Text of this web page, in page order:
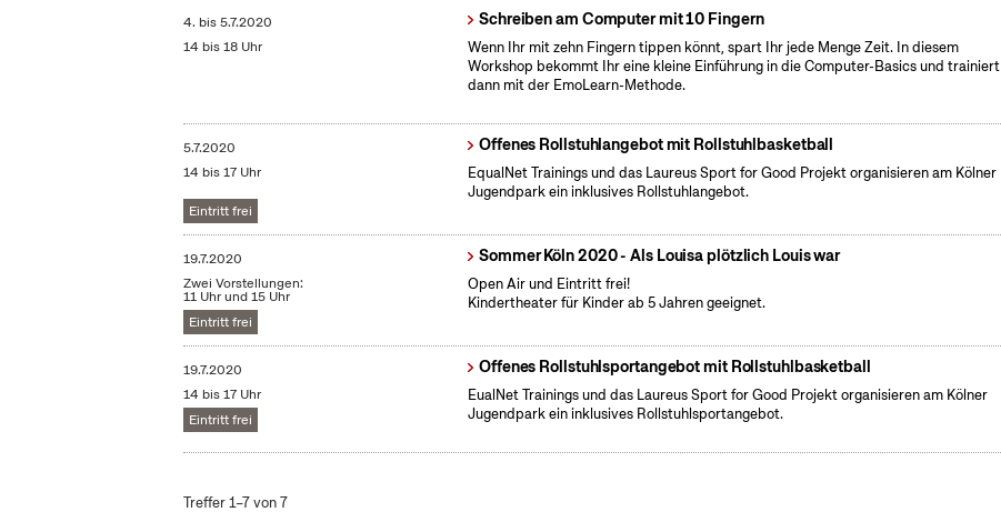
4. bis5.7.2020
14 bis 18 Uhr
Schreiben am Computer mit 10 Fingern
Wenn Ihr mit zehn Fingern tippen könnt, spart Ihr jede Menge Zeit. In diesem
Workshop bekommt Ihr eine kleine Einführung in die Computer-Basics und trainiert
dann mit der EmoLearn-Methode.
5.7.2020
14 bis 17 Uhr
Eintritt frei
Offenes Rollstuhlangebot mit Rollstuhlbasketball
EqualNet Trainings und das Laureus Sport for Good Projekt organisieren am Kölner
Jugendpark ein inklusives Rollstuhlangebot.
19.7.2020
Zwei Vorstellungen:
11 Uhr und 15 Uhr
Eintritt frei
Sommer Köln 2020 - Als Louisa plötzlich Louis war
Open Air und Eintritt frei!
Kindertheater für Kinder ab 5 Jahren geeignet.
19.7.2020
14 bis 17 Uhr
Eintritt frei
Offenes Rollstuhlsportangebot mit Rollstuhlbasketball
EualNet Trainings und das Laureus Sport for Good Projekt organisieren am Kölner
Jugendpark ein inklusives Rollstuhlsportangebot.
Treffer 1–7 von 7